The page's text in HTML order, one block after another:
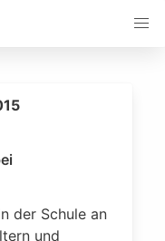
der Schule an
und